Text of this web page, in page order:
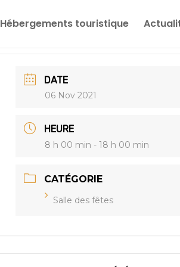
Hébergements touristique
DATE
06 Nov 2021
HEURE
8 h 00 min - 18 h 00 min
CATÉGORIE
Salle des fêtes